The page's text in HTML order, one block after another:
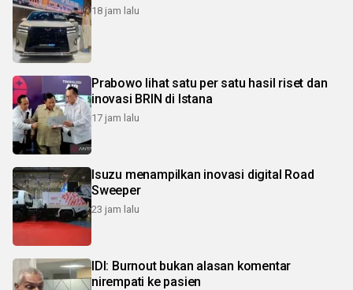
18 jam lalu
Prabowo lihat satu per satu hasil riset dan
inovasi BRIN di Istana
17 jam lalu
Isuzu menampilkan inovasi digital Road
Sweeper
23 jam lalu
IDI: Burnout bukan alasan komentar
nirempati ke pasien